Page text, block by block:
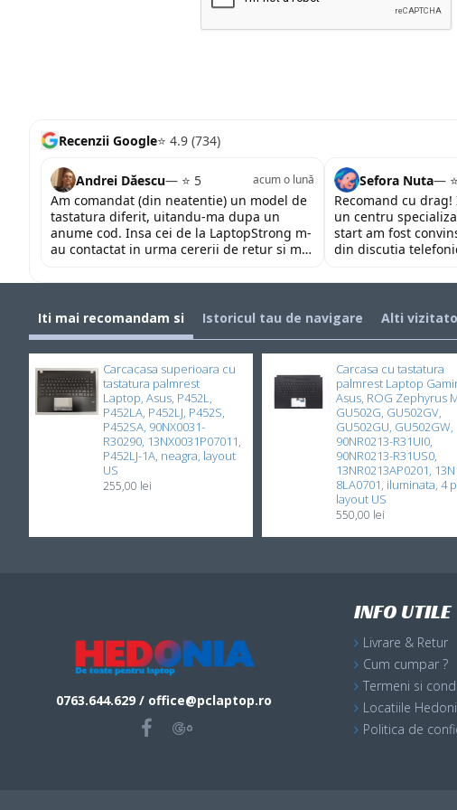
Recenzii Google⭐ 4.9 (734)
Andrei Dăescu— ⭐ 5 acum o lună
Am comandat (din neatentie) un model de
tastatura diferit, uitandu-ma dupa un
anume cod. Insa cei de la LaptopStrong m-
au contactat in urma cererii de retur si mi-
pentru repararea laptopului. Nu am ce
Sefora Nuta—
Recomand cu
un centru
start am fost
din discutia
priceperea
Iti mai recomandam si Istoricul tau de navigare Alti
Carcacasa superioara cu
tastatura palmrest
Laptop, Asus, P452L,
P452LA, P452LJ, P452S,
P452SA, 90NX0031-
R30290, 13NX0031P07011,
P452LJ-1A, neagra, layout
US
255,00 lei
Carcasa cu tastatura
palmrest Laptop
Asus, ROG Zephyrus
GU502G, GU502GV,
GU502GU, GU502GW,
90NR0213-R31UI0,
90NR0213-R31US0,
13NR0213AP0201,
8LA0701, iluminata, 4
layout US
550,00 lei
0763.644.629 / office@pclaptop.ro
INFO UTILE
Livrare & Retur
Cum cumpar ?
Termeni si
Locatiile
Politica de